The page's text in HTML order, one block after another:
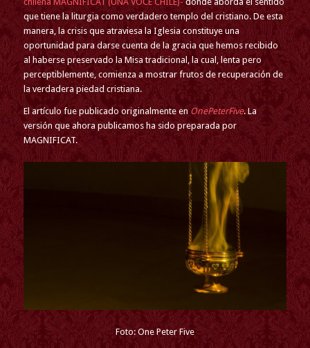
que tiene la liturgia como verdadero templo del cristiano. De esta
manera, la crisis que atraviesa la Iglesia constituye una
oportunidad para darse cuenta de la gracia que hemos recibido
al haberse preservado la Misa tradicional, la cual, lenta pero
perceptiblemente, comienza a mostrar frutos de recuperación de
la verdadera piedad cristiana.
El artículo fue publicado originalmente en OnePeterFive. La
versión que ahora publicamos ha sido preparada por
MAGNIFICAT.
Foto: One Peter Five